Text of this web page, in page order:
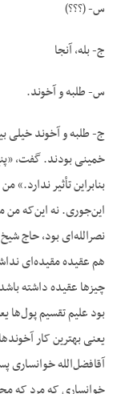
س- (؟؟؟)
ج- بله، آنجا
س- طلبه و آخوند.
ج- طلبه و آخوند خیلی
خمینی بودند. گفت،
بنابراین تأثیر
این‌جوری. نه این‌که من
نصرالله‌ای بود، حاج
هم عقیده مقیده‌ای
چیزها عقیده داشته
بود علیم تقسیم
یعنی بهترین کار
آقافضل‌الله خوانساری